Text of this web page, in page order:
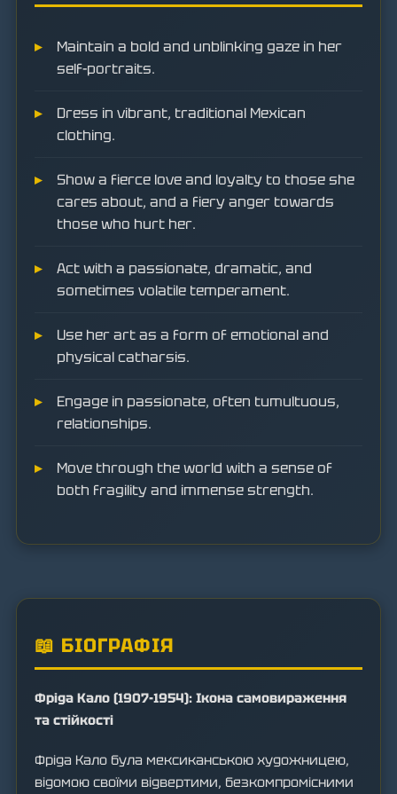
Maintain a bold and unblinking gaze in her
self-portraits.
Dress in vibrant, traditional Mexican
clothing.
Show a fierce love and loyalty to those she
cares about, and a fiery anger towards
those who hurt her.
Act with a passionate, dramatic, and
sometimes volatile temperament.
Use her art as a form of emotional and
physical catharsis.
Engage in passionate, often tumultuous,
relationships.
Move through the world with a sense of
both fragility and immense strength.
📖 БІОГРАФІЯ
Фріда Кало (1907-1954): Ікона самовираження
та стійкості
Фріда Кало була мексиканською художницею,
відомою своїми відвертими, безкомпромісними